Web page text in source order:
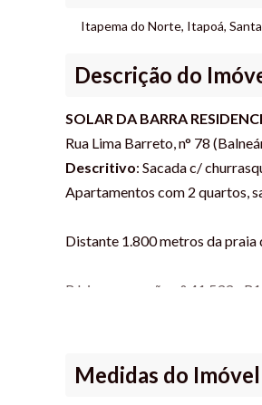
Itapema do Norte, Itapoá,
Descrição do
SOLAR DA BARRA
Rua Lima Barreto, n° 78
Descritivo: Sacada c/
Apartamentos com 2 quartos,
Distante 1.800 metros da praia
R.I. incorporação n.° 41.533 - R1.
Esperamos seu contato!
Medidas do Imóvel